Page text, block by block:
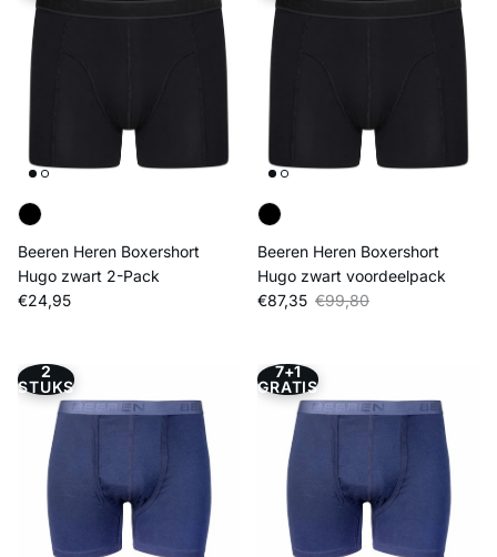
Beeren Heren Boxershort
Hugo zwart 2-Pack
Reguliere prijs
€24,95
Beeren Heren Boxershort
Hugo zwart voordeelpack
Verkoopprijs
€87,35 Reguliere prijs
€99,80
2
STUKS
7+1
GRATIS